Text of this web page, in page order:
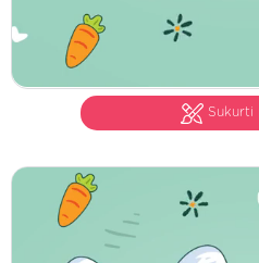
Sukurti